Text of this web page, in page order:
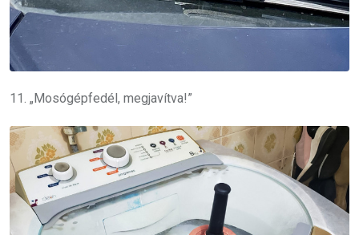
11. „Mosógépfedél, megjavítva!”